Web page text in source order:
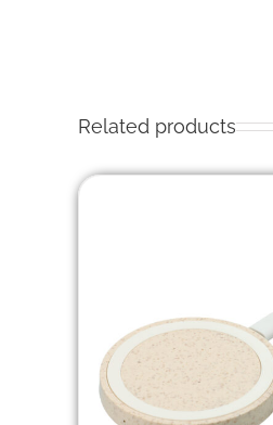
Related products